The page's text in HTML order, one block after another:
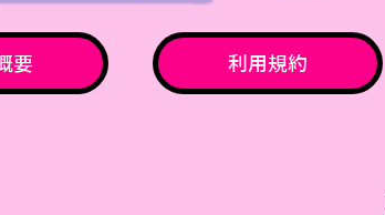
要 利用規約